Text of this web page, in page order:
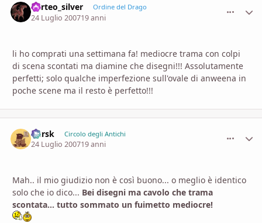
darteo_silver Ordine del Drago
24 Luglio 200719 anni
li ho comprati una settimana fa! mediocre trama con colpi
di scena scontati ma diamine che disegni!!! Assolutamente
perfetti; solo qualche imperfezione sull'ovale di anweena in
poche scene ma il resto è perfetto!!!
Kursk Circolo degli Antichi
24 Luglio 200719 anni
Mah.. il mio giudizio non è così buono... o meglio è identico
solo che io dico... Bei disegni ma cavolo che trama
scontata... tutto sommato un fuimetto mediocre!